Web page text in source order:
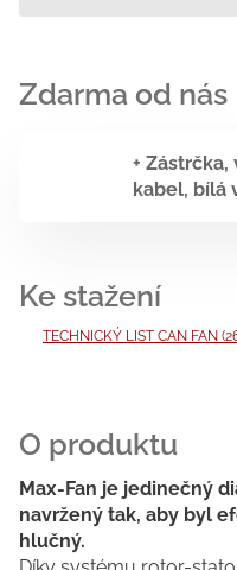
cena:
+
kabel, bílá
TECHNICKÝ LIST CAN FAN
Max-Fan je jedinečný
navržený tak, aby byl
hlučný.